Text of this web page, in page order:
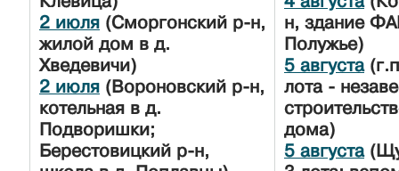
2 июля (Сморгонский р-н,
жилой дом в д.
Хведевичи)
2 июля (Вороновский р-н,
котельная в д.
Подворишки;
Берестовицкий р-н,
н, здание
Полужье)
5 августа
лота -
дома)
5 августа